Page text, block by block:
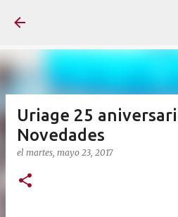
Uriage 25
Novedades
el martes, mayo 23, 2017